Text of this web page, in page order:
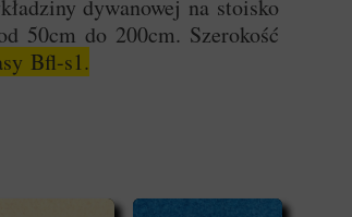
dywanowej na stoisko
50cm do 200cm. Szerokość
Bfl-s1.